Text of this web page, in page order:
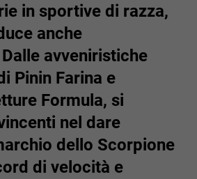
in sportive di razza,
anche
avveniristiche
Pinin Farina e
Formula, si
nel dare
dello Scorpione
di velocità e